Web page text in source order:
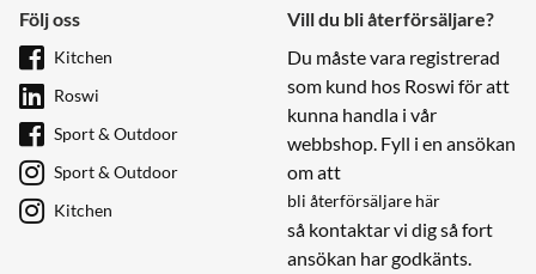
Följ oss
Kitchen
Roswi
Sport & Outdoor
Sport & Outdoor
Kitchen
Vill du bli återförsäljare?
Du måste vara registrerad
som kund hos Roswi för att
kunna handla i vår
webbshop. Fyll i en ansökan
om att
bli återförsäljare här
så kontaktar vi dig så fort
ansökan har godkänts.